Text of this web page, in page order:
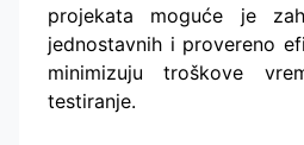
projekata moguće je
jednostavnih i provereno
minimizuju troškove
testiranje.